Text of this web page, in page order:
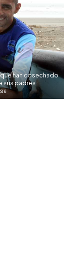
han cosechado
sus padres.